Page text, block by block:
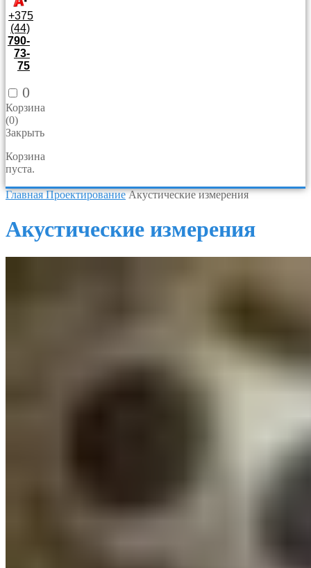
+375
(44)
790-
73-
75
0
Корзина
(0)
Закрыть
Корзина
пуста.
ГлавнаяПроектирование Акустические измерения
Акустические измерения